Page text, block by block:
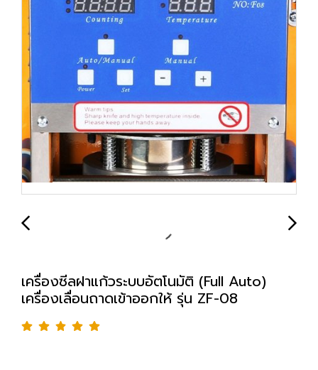
เครื่องซีลฝาแก้วระบบอัตโนมัติ (Full Auto)
เครื่องเลื่อนถาดเข้าออกให้ รุ่น ZF-08